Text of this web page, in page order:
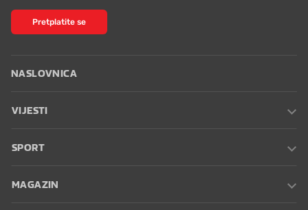
Pretplatite se
NASLOVNICA
VIJESTI
SPORT
MAGAZIN